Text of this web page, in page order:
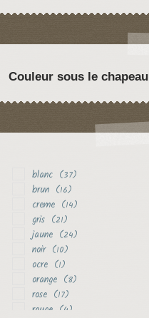
Couleur sous le chapeau
blanc (37)
brun (16)
creme (14)
gris (21)
jaune (24)
noir (10)
ocre (1)
orange (8)
rose (17)
rouge (4)